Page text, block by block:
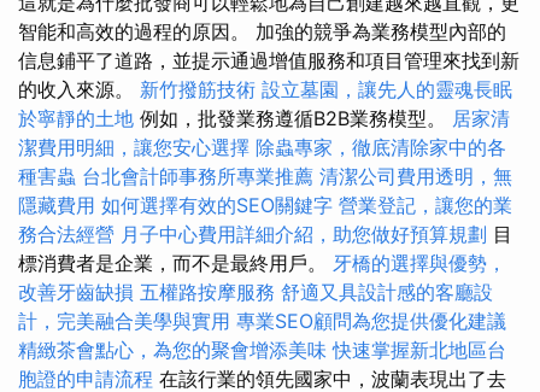
智能和高效的過程的原因。 加強的競爭為業務模型內部的
信息鋪平了道路，並提示通過增值服務和項目管理來找到新
的收入來源。 新竹撥筋技術 設立墓園，讓先人的靈魂長眠
於寧靜的土地 例如，批發業務遵循B2B業務模型。 居家清
潔費用明細，讓您安心選擇 除蟲專家，徹底清除家中的各
種害蟲 台北會計師事務所專業推薦 清潔公司費用透明，無
隱藏費用 如何選擇有效的SEO關鍵字 營業登記，讓您的業
務合法經營 月子中心費用詳細介紹，助您做好預算規劃 目
標消費者是企業，而不是最終用戶。 牙橋的選擇與優勢，
改善牙齒缺損 五權路按摩服務 舒適又具設計感的客廳設
計，完美融合美學與實用 專業SEO顧問為您提供優化建議
精緻茶會點心，為您的聚會增添美味 快速掌握新北地區台
胞證的申請流程 在該行業的領先國家中，波蘭表現出了去